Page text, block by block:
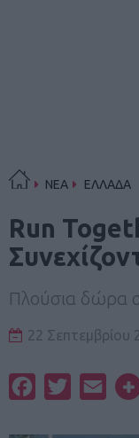
ΝΕΑ ΕΛΛΑΔΑ
Run
Πλούσια δώρα
22 Σεπτεμβρίου
FacebookTwitter